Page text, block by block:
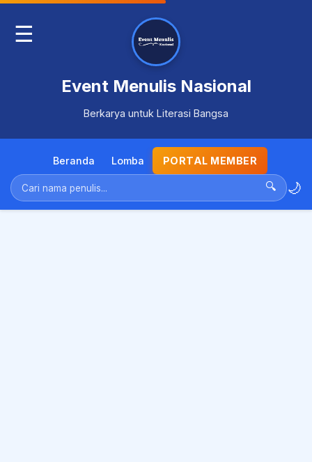
☰
Event Menulis Nasional
Berkarya untuk Literasi Bangsa
Beranda Lomba PORTAL MEMBER
🔍 🌙